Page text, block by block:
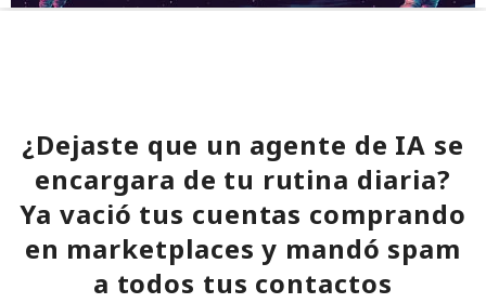
¿Dejaste que un agente de IA se
encargara de tu rutina diaria?
Ya vació tus cuentas comprando
en marketplaces y mandó spam
a todos tus contactos